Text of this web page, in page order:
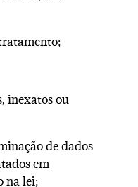
inexatos ou
de dados
em
na lei;